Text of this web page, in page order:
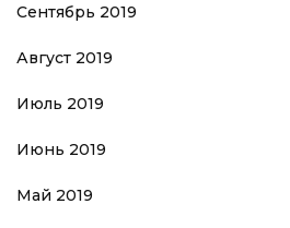
Сентябрь 2019
Август 2019
Июль 2019
Июнь 2019
Май 2019